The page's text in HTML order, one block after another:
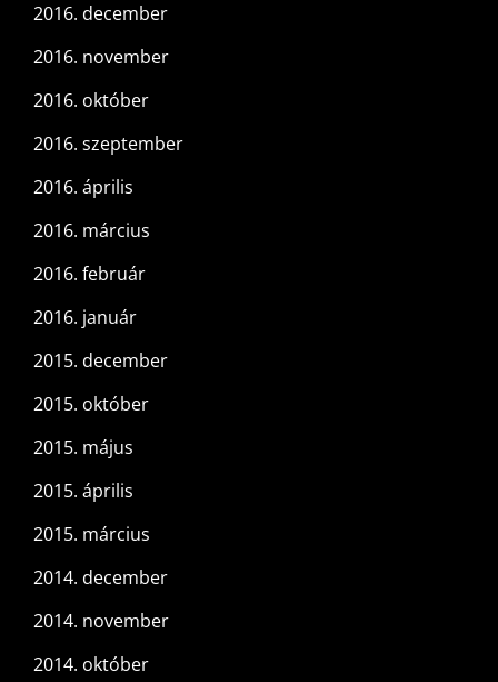
2016. december
2016. november
2016. október
2016. szeptember
2016. április
2016. március
2016. február
2016. január
2015. december
2015. október
2015. május
2015. április
2015. március
2014. december
2014. november
2014. október